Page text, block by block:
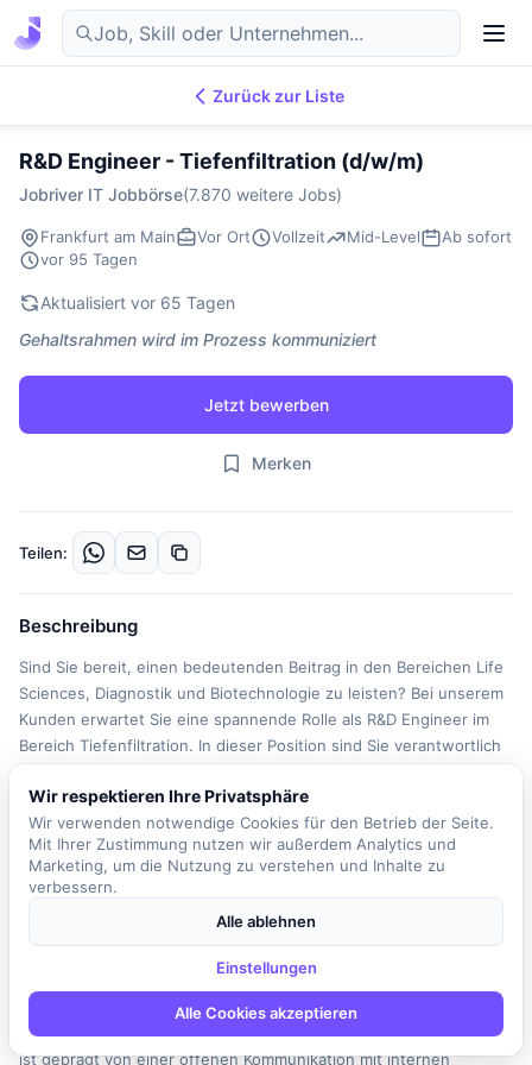
DE
Zurück zur Liste
R&D Engineer - Tiefenfiltration (d/w/m)
Jobriver IT Jobbörse(7.870 weitere Jobs)
Frankfurt am Main Vor Ort Vollzeit Mid-Level
Ab sofort
vor 95 Tagen
Aktualisiert vor 65 Tagen
Gehaltsrahmen wird im Prozess kommuniziert
Jetzt bewerben
Merken
Teilen:
Beschreibung
Sind Sie bereit, einen bedeutenden Beitrag in den Bereichen Life
Sciences, Diagnostik und Biotechnologie zu leisten? Bei unserem
Kunden erwartet Sie eine spannende Rolle als R&D Engineer im
Bereich Tiefenfiltration. In dieser Position sind Sie verantwortlich
Entwicklungsarbeiten, die entscheidend zur Produktentwicklung
und -optimierung beitragen. Sie arbeiten eng mit einem
engagierten Team zusammen, das sich der Entwicklung
innovativer Lösungen für die menschliche Gesundheit widmet.
Ihre Aufgaben umfassen das experimentelle Design, die
Generierung zuverlässiger Daten sowie die Planung und
sicher, dass neue Ideen effizient vom Konzept bis zur Produktion
vorankommen. Sie unterstützen auch Produktionsversuche und
sind aktiv an Entwicklungsaktivitäten beteiligt. Ihr Arbeitsumfeld
ist geprägt von einer offenen Kommunikation mit internen
Wir respektieren Ihre Privatsphäre
Wir verwenden notwendige Cookies für den Betrieb der Seite.
Mit Ihrer Zustimmung nutzen wir außerdem Analytics und
Marketing, um die Nutzung zu verstehen und Inhalte zu
verbessern.
Alle ablehnen
Einstellungen
Alle Cookies akzeptieren